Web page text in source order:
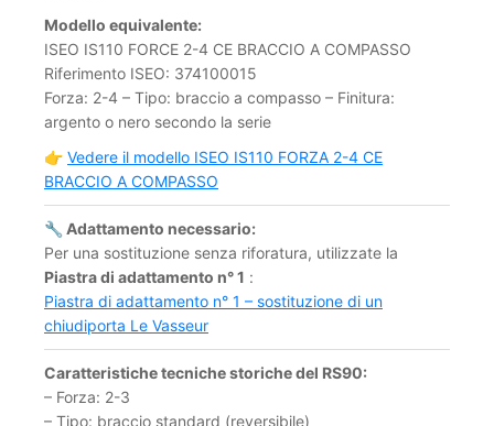
Modello equivalente:
ISEO IS110 FORCE 2-4 CE BRACCIO A COMPASSO
Riferimento ISEO: 374100015
Forza: 2-4 – Tipo: braccio a compasso – Finitura:
argento o nero secondo la serie
👉 Vedere il modello ISEO IS110 FORZA 2-4 CE
BRACCIO A COMPASSO
🔧 Adattamento necessario:
Per una sostituzione senza riforatura, utilizzate la
Piastra di adattamento n° 1 :
Piastra di adattamento n° 1 – sostituzione di un
chiudiporta Le Vasseur
Caratteristiche tecniche storiche del RS90:
– Forza: 2-3
– Tipo: braccio standard (reversibile)